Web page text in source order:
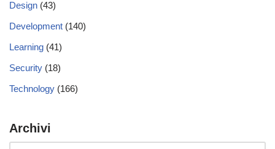
Design (43)
Development (140)
Learning (41)
Security (18)
Technology (166)
Archivi